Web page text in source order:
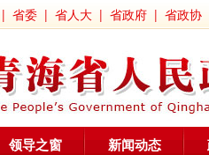
| 省委 | 省人大 | 省政府 | 省政协
领导之窗 新闻动态